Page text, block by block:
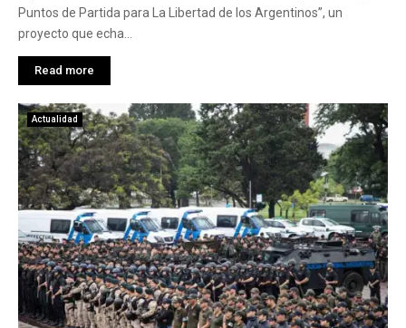
Puntos de Partida para La Libertad de los Argentinos”, un
proyecto que echa...
Read more
Actualidad